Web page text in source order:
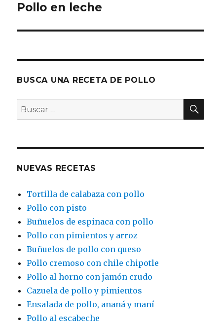
Entrada
Pollo en leche
BUSCA UNA RECETA DE POLLO
Buscar
por:
NUEVAS RECETAS
Tortilla de calabaza con pollo
Pollo con pisto
Buñuelos de espinaca con pollo
Pollo con pimientos y arroz
Buñuelos de pollo con queso
Pollo cremoso con chile chipotle
Pollo al horno con jamón crudo
Cazuela de pollo y pimientos
Ensalada de pollo, ananá y maní
Pollo al escabeche